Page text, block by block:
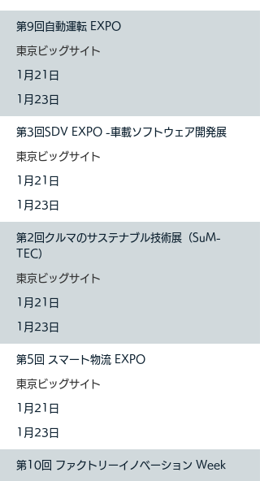
第9回自動運転 EXPO
東京ビッグサイト
1 月21日
1月23日
第3回SDV EXPO -車載ソフトウェア開発展
東京ビッグサイト
1 月21日
1月23日
第2回クルマのサステナブル技術展（SuM-
TEC）
東京ビッグサイト
1 月21日
1月23日
第5回 スマート物流 EXPO
東京ビッグサイト
1 月21日
1月23日
第10回 ファクトリーイノベーション Week